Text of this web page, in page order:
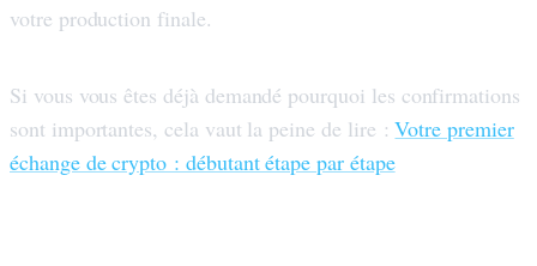
votre production finale.
Si vous vous êtes déjà demandé pourquoi les confirmations
sont importantes, cela vaut la peine de lire :Votre premier
échange de crypto : débutant étape par étape